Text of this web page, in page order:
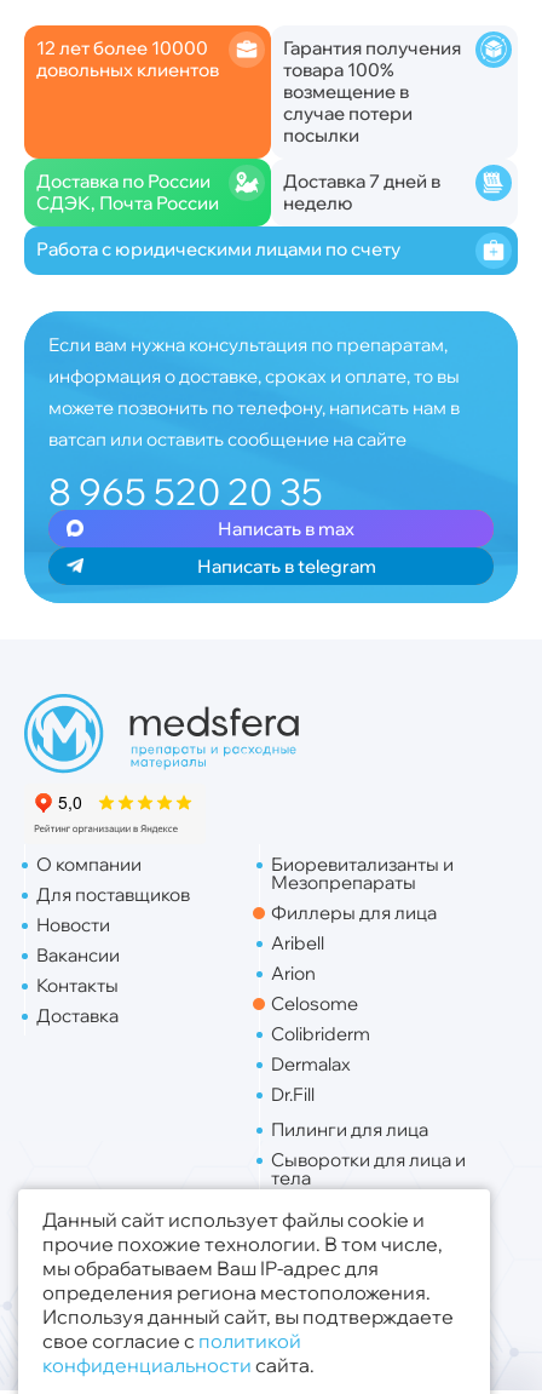
12 лет более 10000
довольных клиентов
Гарантия получения
товара 100%
возмещение в
случае потери
посылки
Доставка по России
СДЭК, Почта России
Доставка 7 дней в
неделю
Работа с юридическими лицами по счету
Если вам нужна консультация по препаратам,
информация о доставке, сроках и оплате, то вы
можете позвонить по телефону, написать нам в
ватсап или оставить сообщение на сайте
8 965 520 20 35
Написать в max
Написать в telegram
О компании
Для поставщиков
Новости
Вакансии
Контакты
Доставка
Биоревитализанты и
Мезопрепараты
Филлеры для лица
Aribell
Arion
Celosome
Colibriderm
Dermalax
Dr.Fill
Пилинги для лица
Сыворотки для лица и
тела
Липо. для лица
Липо. для тела
Публичная оферта
Политика конфиденциальности
© 2019 - 2026 ООО «Медсфера Трейд»
Все права защищены
Данный сайт использует файлы cookie и
прочие похожие технологии. В том числе,
мы обрабатываем Ваш IP-адрес для
определения региона местоположения.
Используя данный сайт, вы подтверждаете
свое согласие с политикой
конфиденциальности сайта.